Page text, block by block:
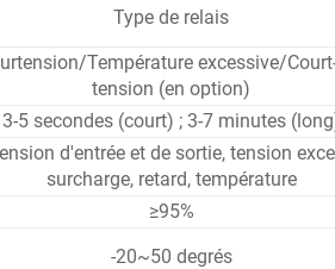
Type de relais
Température excessive/
tension (en option)
3-5 secondes (court) ; 3-7 minutes
d'entrée et de sortie, tension
surcharge, retard, température
≥95%
-20~50 degrés